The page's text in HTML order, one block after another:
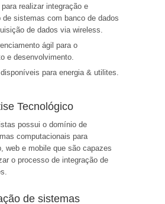
realizar integração e
de sistemas com banco de dados
de dados via wireless.
ágil para o
e desenvolvimento.
para energia & utilites.
Tecnológico
possui o domínio de
computacionais para
web e mobile que são capazes
o processo de integração de
de sistemas